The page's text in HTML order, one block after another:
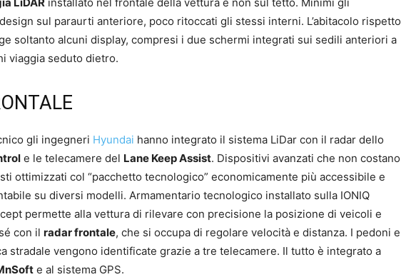
sul paraurti anteriore, poco ritoccati gli stessi interni. L’abitacolo rispetto
soltanto alcuni display, compresi i due schermi integrati sui sedili anteriori a
viaggia seduto dietro.
gli ingegneri Hyundai hanno integrato il sistema LiDar con il radar dello
e le telecamere del Lane Keep Assist. Dispositivi avanzati che non costano
ottimizzati col “pacchetto tecnologico” economicamente più accessibile e
su diversi modelli. Armamentario tecnologico installato sulla IONIQ
permette alla vettura di rilevare con precisione la posizione di veicoli e
con il radar frontale, che si occupa di regolare velocità e distanza. I pedoni e
stradale vengono identificate grazie a tre telecamere. Il tutto è integrato a
e al sistema GPS.